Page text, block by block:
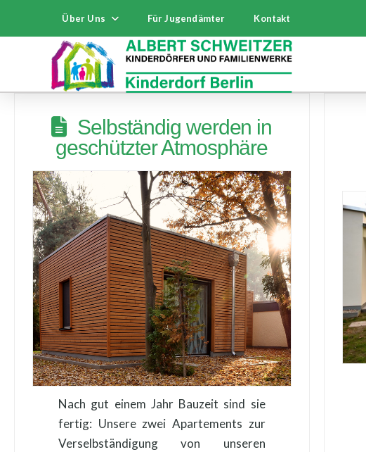
Über Uns Für Jugendämter Kontakt
Selbständig werden in
geschützter Atmosphäre
Nach gut einem Jahr Bauzeit sind sie
fertig: Unsere zwei Apartements zur
Verselbständigung von unseren